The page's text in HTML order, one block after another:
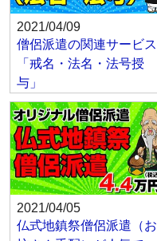
2021/04/09
僧侶派遣の関連サービス
「戒名・法名・法号授
与」
2021/04/05
仏式地鎮祭僧侶派遣（お